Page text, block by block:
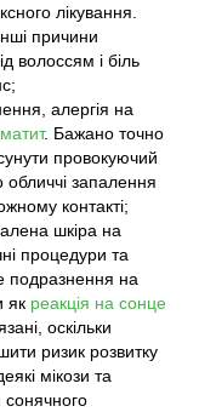
лікування.
причини
волоссям і біль
алергія на
. Бажано точно
провокуючий
запалення
контакті;
шкіра на
процедури та
подразнення на
як реакція на сонце
оскільки
ризик розвитку
мікози та
сонячного